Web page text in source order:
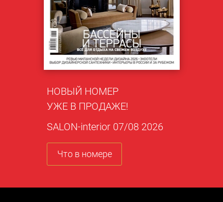
НОВЫЙ НОМЕР
УЖЕ В ПРОДАЖЕ!
SALON-interior 07/08 2026
Что в номере